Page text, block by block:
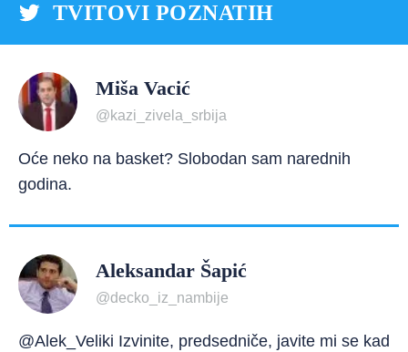
TVITOVI POZNATIH
Miša Vacić
@kazi_zivela_srbija
Oće neko na basket? Slobodan sam narednih
godina.
Aleksandar Šapić
@decko_iz_nambije
@Alek_Veliki Izvinite, predsedniče, javite mi se kad